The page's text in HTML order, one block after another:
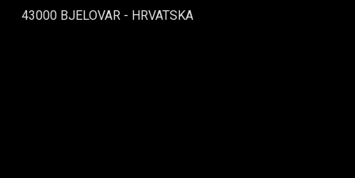
43000 BJELOVAR - HRVATSKA